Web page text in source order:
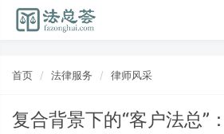
首页 法律服务 律师风采
复合背景下的“客户法总”